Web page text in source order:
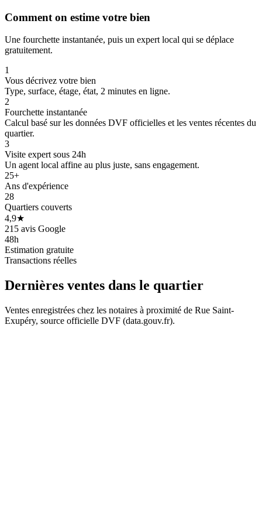
Comment on estime votre bien
Une fourchette instantanée, puis un expert local qui se déplace
gratuitement.
1
Vous décrivez votre bien
Type, surface, étage, état, 2 minutes en ligne.
2
Fourchette instantanée
Calcul basé sur les données DVF officielles et les ventes récentes du
quartier.
3
Visite expert sous 24h
Un agent local affine au plus juste, sans engagement.
25+
Ans d'expérience
28
Quartiers couverts
4,9★
215 avis Google
48h
Estimation gratuite
Transactions réelles
Dernières ventes dans le quartier
Ventes enregistrées chez les notaires à proximité de Rue Saint-
Exupéry, source officielle DVF (data.gouv.fr).
205 k€